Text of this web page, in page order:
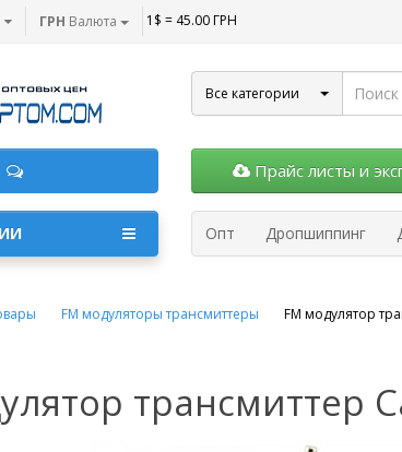
ГРН Валюта 1$ = 45.00 ГРН
Все категории
Прайс листы и
Опт Дропшиппинг
FM модуляторы трансмиттеры FM модулятор
трансмиттер